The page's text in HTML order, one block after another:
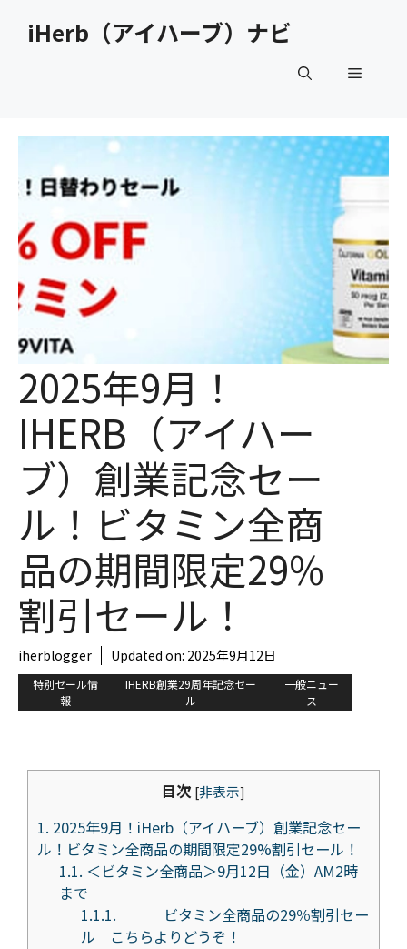
iHerb（アイハーブ）ナビ
メ
ュ
ー
2025年9月！
IHERB（アイハー
ブ）創業記念セー
ル！ビタミン全商
品の期間限定29%
割引セール！
iherblogger Updated on: 2025年9月12日
特別セール情
報
IHERB創業29周年記念セー
ル
一般ニュー
ス
目次 [非表示]
1. 2025年9月！iHerb（アイハーブ）創業記念セー
ル！ビタミン全商品の期間限定29%割引セール！
1.1. ＜ビタミン全商品＞9月12日（金）AM2時
まで
1.1.1. ビタミン全商品の29％割引セー
ル こちらよりどうぞ！